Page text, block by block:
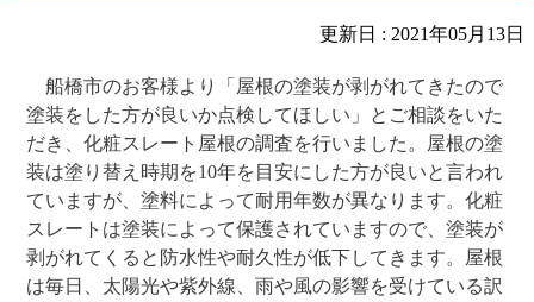
更新日 : 2021年05月13日
船橋市のお客様より「屋根の塗装が剥がれてきたので
塗装をした方が良いか点検してほしい」とご相談をいた
だき、化粧スレート屋根の調査を行いました。屋根の塗
装は塗り替え時期を10年を目安にした方が良いと言われ
ていますが、塗料によって耐用年数が異なります。化粧
スレートは塗装によって保護されていますので、塗装が
剥がれてくると防水性や耐久性が低下してきます。屋根
は毎日、太陽光や紫外線、雨や風の影響を受けている訳